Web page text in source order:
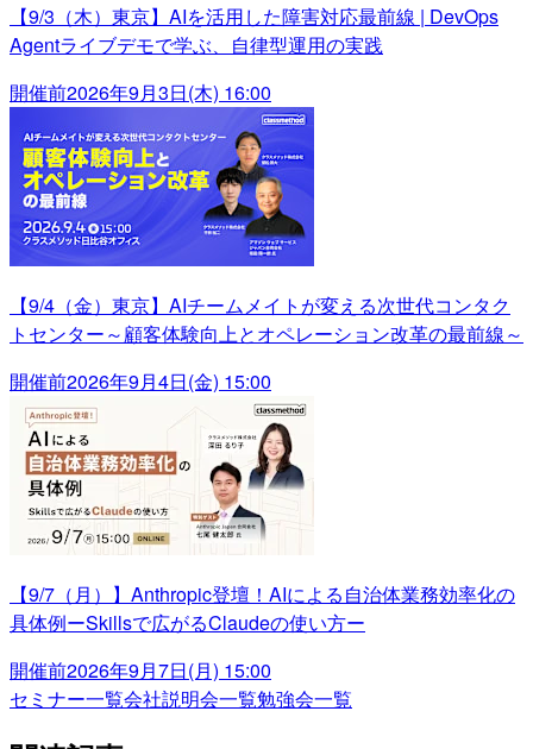
【9/3（木）東京】AIを活用した障害対応最前線 | DevOps
Agentライブデモで学ぶ、自律型運用の実践
開催前2026年9月3日(木) 16:00
【9/4（金）東京】AIチームメイトが変える次世代コンタク
トセンター～顧客体験向上とオペレーション改革の最前線～
開催前2026年9月4日(金) 15:00
【9/7（月）】Anthropic登壇！AIによる自治体業務効率化の
具体例ーSkillsで広がるClaudeの使い方ー
開催前2026年9月7日(月) 15:00
セミナー一覧会社説明会一覧勉強会一覧